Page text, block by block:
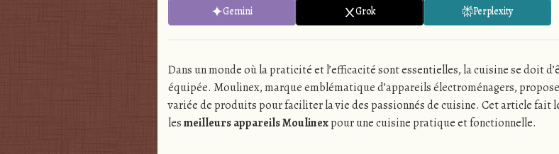
Gemini Grok Perplexity
Dans un monde où la praticité et l’efficacité sont essentielles, la cuisine se doit
équipée. Moulinex, marque emblématique d’appareils électroménagers,
variée de produits pour faciliter la vie des passionnés de cuisine. Cet article fait
lesmeilleurs appareils Moulinexpour une cuisine pratique et fonctionnelle.